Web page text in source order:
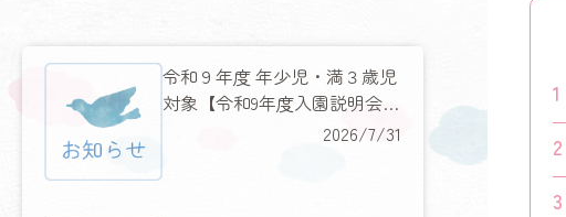
令和９年度 年少児・満３歳児
対象【令和9年度入園説明会の
2026/7/31
1
2
3